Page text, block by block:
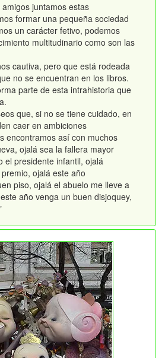
juntamos estas
formar una pequeña sociedad
un carácter fetivo, podemos
multitudinario como son las
cautiva, pero que está rodeada
no se encuentran en los libros.
parte de esta intrahistoria que
que, si no se tiene cuidado, en
caer en ambiciones
encontramos así con muchos
ojalá sea la fallera mayor
el presidente infantil, ojalá
ojalá este año
piso, ojalá el abuelo me lleve a
año venga un buen disjoquey,